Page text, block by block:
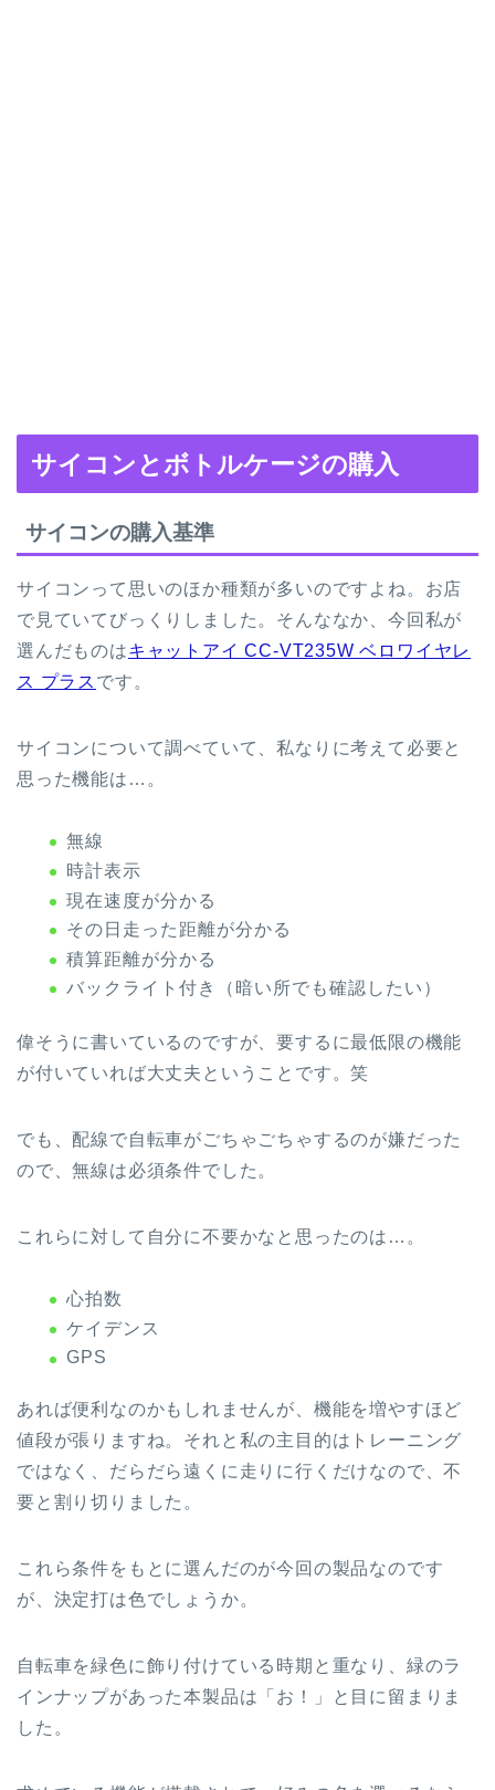
サイコンとボトルケージの購入
サイコンの購入基準
サイコンって思いのほか種類が多いのですよね。お店
で見ていてびっくりしました。そんななか、今回私が
選んだものはキャットアイ CC-VT235W ベロワイヤレ
ス プラス です。
サイコンについて調べていて、私なりに考えて必要と
思った機能は…。
無線
時計表示
現在速度が分かる
その日走った距離が分かる
積算距離が分かる
バックライト付き（暗い所でも確認したい）
偉そうに書いているのですが、要するに最低限の機能
が付いていれば大丈夫ということです。笑
でも、配線で自転車がごちゃごちゃするのが嫌だった
ので、無線は必須条件でした。
これらに対して自分に不要かなと思ったのは…。
心拍数
ケイデンス
GPS
あれば便利なのかもしれませんが、機能を増やすほど
値段が張りますね。それと私の主目的はトレーニング
ではなく、だらだら遠くに走りに行くだけなので、不
要と割り切りました。
これら条件をもとに選んだのが今回の製品なのです
が、決定打は色でしょうか。
自転車を緑色に飾り付けている時期と重なり、緑のラ
インナップがあった本製品は「お！」と目に留まりま
した。